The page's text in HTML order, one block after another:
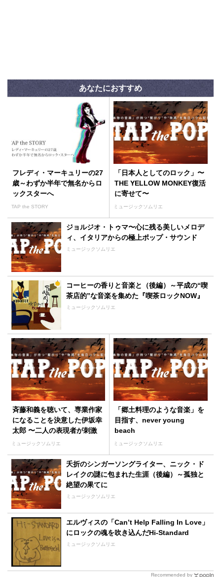
あなたにおすすめ
フレディ・マーキュリーの27
歳～わずか半年で無名からロ
ックスターへ
TAP the STORY
「日本人としてのロック」〜
THE YELLOW MONKEY復活
に寄せて〜
ミュージックソムリエ
ジョルジオ・トゥマ〜心に残る美しいメロデ
ィ、イタリアからの極上ポップ・サウンド
ミュージックソムリエ
コーヒーの香りと音楽と（後編）～平成の“喫
茶店的”な音楽を集めた『喫茶ロックNOW』
ミュージックソムリエ
斉藤和義を聴いて、専業作家
になることを決意した伊坂幸
太郎 〜二人の表現者が刺激
し合いながら生まれた音楽た
ミュージックソムリエ
「郷土料理のような音楽」を
目指す、never young
beach
ミュージックソムリエ
夭折のシンガーソングライター、ニック・ド
レイクの謎に包まれた生涯（後編）～孤独と
絶望の果てに
ミュージックソムリエ
エルヴィスの「Can’t Help Falling In Love」
にロックの魂を吹き込んだHi-Standard
ミュージックソムリエ
Recommended by